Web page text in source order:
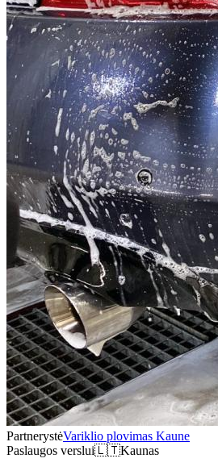
PartnerystėVariklio plovimas Kaune
Paslaugos verslui🇱🇹Kaunas